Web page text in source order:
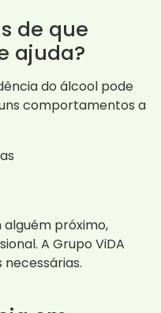
de que
ajuda?
do álcool pode
comportamentos a
alguém próximo,
A Grupo ViDA